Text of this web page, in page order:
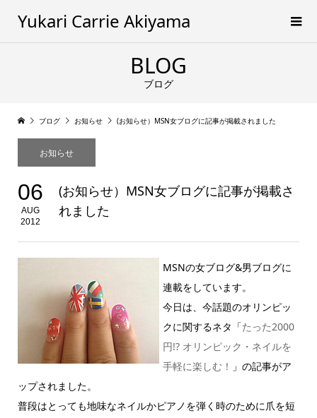
Yukari Carrie Akiyama
BLOG
ブログ
ブログ お知らせ (お知らせ）MSN女ブログに記事が掲載されました
お知らせ
06
AUG
2012
(お知らせ）MSN女ブログに記事が掲載さ
れました
MSNの女ブログ&男ブログに
連載をしています。
今日は、今話題のオリンピッ
クに関するネタ「たった2000
円!? オリンピック・ネイルを
手軽に楽しむ！ 」の記事がア
ップされました。
普段はとっても地味なネイルかピアノを弾く時のために爪を短